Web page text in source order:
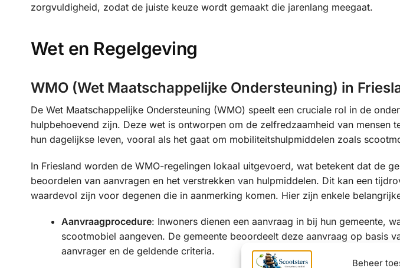
Beheer
zorgvuldigheid, zodat de juiste keuze wordt gemaakt die jarenlang meegaat.
Wet en Regelgeving
WMO (Wet Maatschappelijke Ondersteuning) in
De Wet Maatschappelijke Ondersteuning (WMO) speelt een cruciale rol in de
hulpbehoevend zijn. Deze wet is ontworpen om de zelfredzaamheid van mensen
hun dagelijkse leven, vooral als het gaat om mobiliteitshulpmiddelen zoals
In Friesland worden de WMO-regelingen lokaal uitgevoerd, wat betekent dat de
beoordelen van aanvragen en het verstrekken van hulpmiddelen. Dit kan een
waardevol zijn voor degenen die in aanmerking komen. Hier zijn enkele
Aanvraagprocedure: Inwoners dienen een aanvraag in bij hun gemeente,
scootmobiel aangeven. De gemeente beoordeelt deze aanvraag op basis
aanvrager en de geldende criteria.